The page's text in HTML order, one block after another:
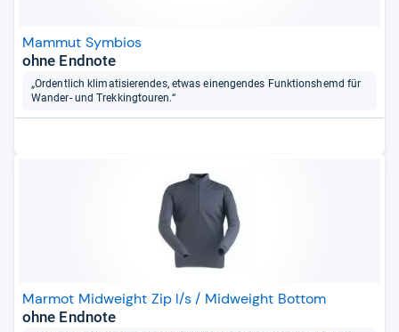
Mammut Symbios
ohne Endnote
„Ordentlich klimatisierendes, etwas einengendes Funktionshemd für
Wander- und Trekkingtouren.“
Marmot Midweight Zip l/s / Midweight Bottom
ohne Endnote